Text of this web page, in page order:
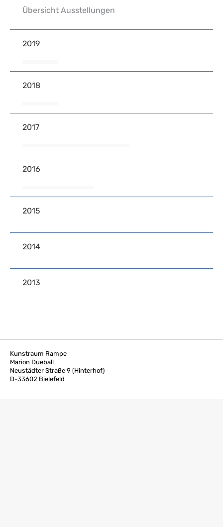
Übersicht Ausstellungen
2019
2018
2017
2016
2015
2014
2013
Kunstraum Rampe
Marion Dueball
Neustädter Straße 9 (Hinterhof)
D-33602 Bielefeld